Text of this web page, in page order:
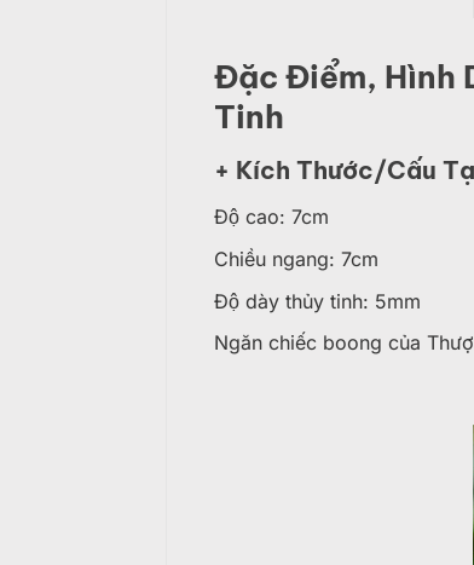
Đặc Điểm, Hình
Tinh
+ Kích Thước/Cấu
Độ cao: 7cm
Chiều ngang: 7cm
Độ dày thủy tinh: 5mm
Ngăn chiếc boong của